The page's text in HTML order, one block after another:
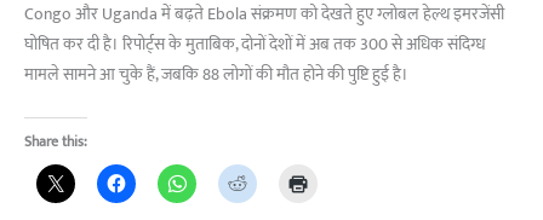
Congo और Uganda में बढ़ते Ebola संक्रमण को देखते हुए ग्लोबल हेल्थ इमरजेंसी
घोषित कर दी है। रिपोर्ट्स के मुताबिक, दोनों देशों में अब तक 300 से अधिक संदिग्ध
मामले सामने आ चुके हैं, जबकि 88 लोगों की मौत होने की पुष्टि हुई है।
Share this: